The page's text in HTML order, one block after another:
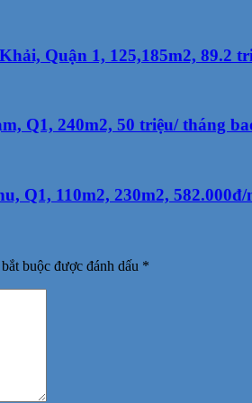
Quận 1, 125,185m2, 89.2
Q1, 240m2, 50 triệu/ tháng
Q1, 110m2, 230m2, 582.000đ/
buộc được đánh dấu *